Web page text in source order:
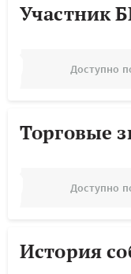
Участник
Доступно
Торговые
Доступно
История